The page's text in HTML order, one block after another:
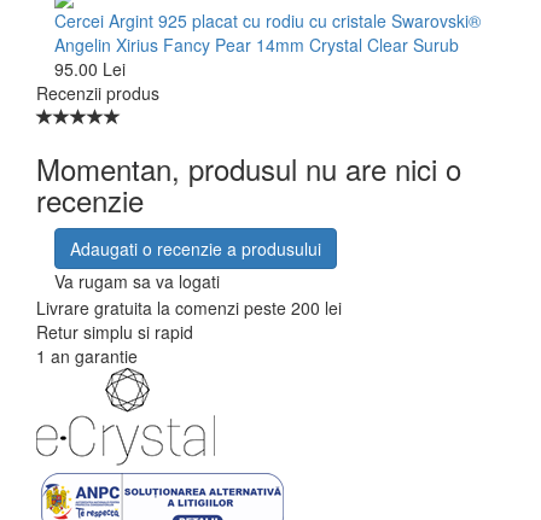
Cercei Argint 925 placat cu rodiu cu cristale Swarovski®
Angelin Xirius Fancy Pear 14mm Crystal Clear Surub
95.00 Lei
Recenzii produs
Momentan, produsul nu are nici o
recenzie
Adaugati o recenzie a produsului
Va rugam sa va logati
Livrare gratuita la comenzi peste 200 lei
Retur simplu si rapid
1 an garantie